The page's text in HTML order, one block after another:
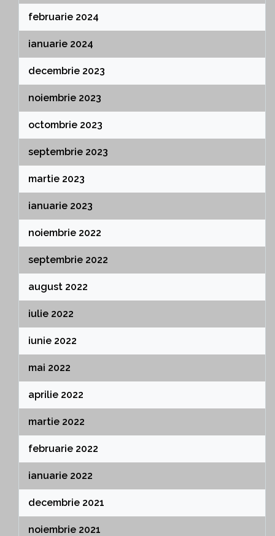
februarie 2024
ianuarie 2024
decembrie 2023
noiembrie 2023
octombrie 2023
septembrie 2023
martie 2023
ianuarie 2023
noiembrie 2022
septembrie 2022
august 2022
iulie 2022
iunie 2022
mai 2022
aprilie 2022
martie 2022
februarie 2022
ianuarie 2022
decembrie 2021
noiembrie 2021